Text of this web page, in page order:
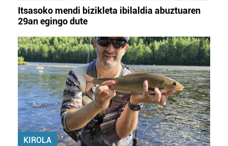
Itsasoko mendi bizikleta ibilaldia abuztuaren
29an egingo dute
KIROLA